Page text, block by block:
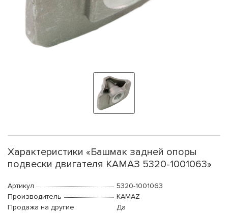
Характеристики «Башмак задней опоры
подвески двигателя КАМАЗ 5320-1001063»
Артикул
5320-1001063
Производитель
KAMAZ
Продажа на другие
Да